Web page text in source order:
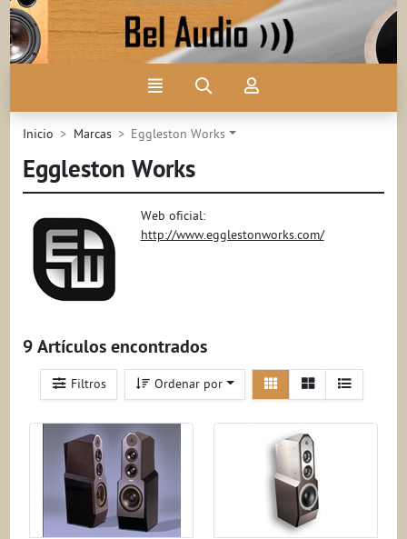
Ir al contenido principal de la página
Menú Búsqueda
Inicio Marcas Eggleston Works
Eggleston Works
Web oficial:
http://www.egglestonworks.com/
9 Artículos encontrados
Filtros Ordenar por
Ver
detallelistado